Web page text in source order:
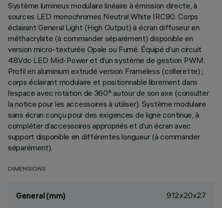
Système lumineux modulaire linéaire à émission directe, à
sources LED monochromes Neutral White IRC90. Corps
éclairant General Light (High Output) à écran diffuseur en
méthacrylate (à commander séparément) disponible en
version micro-texturée Opale ou Fumé. Équipé d’un circuit
48Vdc LED Mid-Power et d’un système de gestion PWM.
Profil en aluminium extrudé version Frameless (collerette) ;
corps éclairant modulaire et positionnable librement dans
l’espace avec rotation de 360° autour de son axe (consulter
la notice pour les accessoires à utiliser). Système modulaire
sans écran conçu pour des exigences de ligne continue, à
compléter d’accessoires appropriés et d’un écran avec
support disponible en différentes longueur (à commander
séparément).
DIMENSIONS
General (mm) 912x20x27